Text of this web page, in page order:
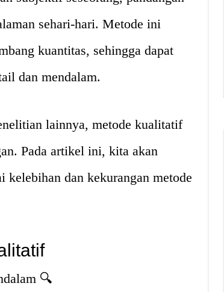
sehari-hari. Metode ini
kuantitas, sehingga dapat
dan mendalam.
lainnya, metode kualitatif
Pada artikel ini, kita akan
kelebihan dan kekurangan metode
🔍